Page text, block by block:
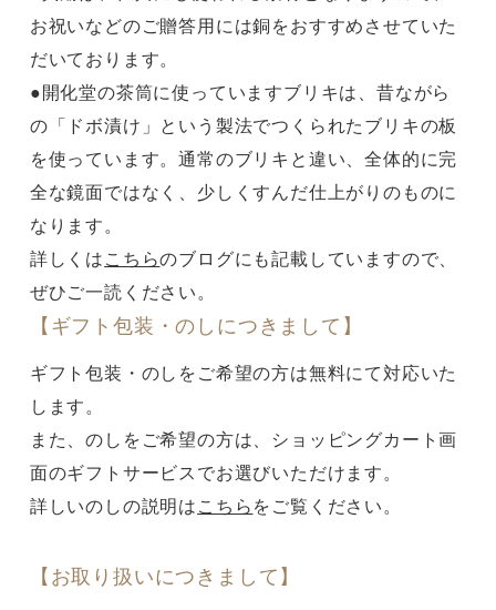
お祝いなどのご贈答用には銅をおすすめさせていた
だいております。
●開化堂の茶筒に使っていますブリキは、昔ながら
の「ドボ漬け」という製法でつくられたブリキの板
を使っています。通常のブリキと違い、全体的に完
全な鏡面ではなく、少しくすんだ仕上がりのものに
なります。
詳しくは こちらのブログにも記載していますので、
ぜひご一読ください。
【ギフト包装・のしにつきまして】
ギフト包装・のしをご希望の方は無料にて対応いた
します。
また、のしをご希望の方は、ショッピングカート画
面のギフトサービスでお選びいただけます。
詳しいのしの説明は こちら をご覧ください。
【お取り扱いにつきまして】